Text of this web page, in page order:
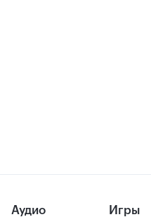
Аудио Игры